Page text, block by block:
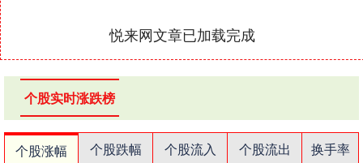
悦来网文章已加载完成
个股实时涨跌榜
个股涨幅 个股跌幅 个股流入 个股流出
换手率